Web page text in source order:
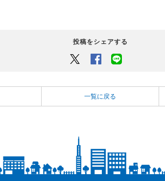
投稿をシェアする
Twitter Facebook
一覧に戻る